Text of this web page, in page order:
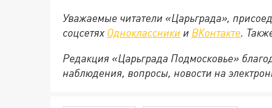
Уважаемые читатели «Царьграда»,
соцсетях Одноклассники и ВКонтакте.
Редакция «Царьграда Подмосковье»
наблюдения, вопросы, новости на